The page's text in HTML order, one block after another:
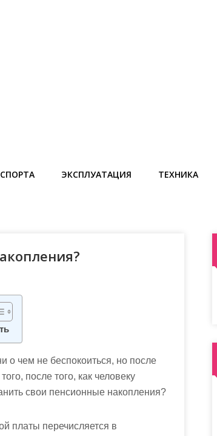
ЭКСПЛУАТАЦИЯ ТЕХНИКА
о чем не беспокоиться, но после
после того, как человеку
свои пенсионные накопления?
платы перечисляется в